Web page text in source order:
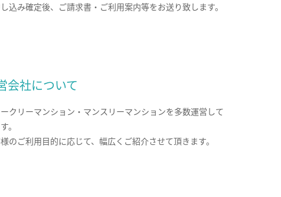
込み確定後、ご請求書・ご利用案内等をお送り致します。
会社について
クリーマンション・マンスリーマンションを多数運営して
。
のご利用目的に応じて、幅広くご紹介させて頂きます。